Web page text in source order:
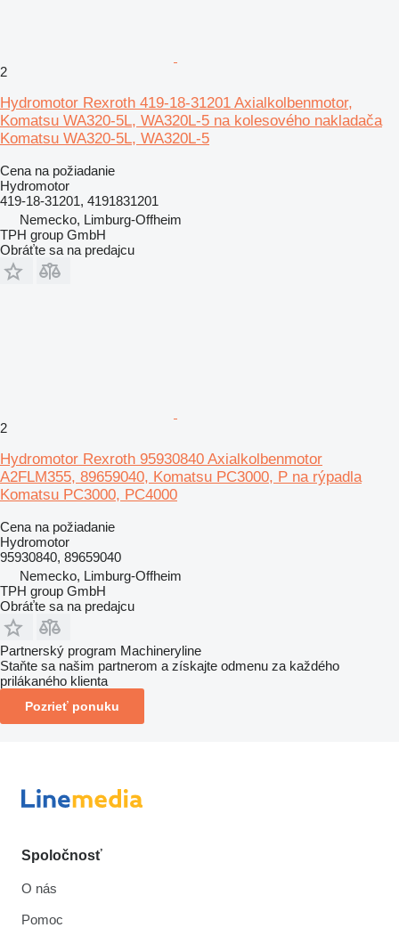
2
Hydromotor Rexroth 419-18-31201 Axialkolbenmotor,
Komatsu WA320-5L, WA320L-5 na kolesového nakladača
Komatsu WA320-5L, WA320L-5
Cena na požiadanie
Hydromotor
419-18-31201, 4191831201
Nemecko, Limburg-Offheim
TPH group GmbH
Obráťte sa na predajcu
2
Hydromotor Rexroth 95930840 Axialkolbenmotor
A2FLM355, 89659040, Komatsu PC3000, P na rýpadla
Komatsu PC3000, PC4000
Cena na požiadanie
Hydromotor
95930840, 89659040
Nemecko, Limburg-Offheim
TPH group GmbH
Obráťte sa na predajcu
Partnerský program Machineryline
Staňte sa našim partnerom a získajte odmenu za každého
prilákaného klienta
Pozrieť ponuku
Spoločnosť
O nás
Pomoc